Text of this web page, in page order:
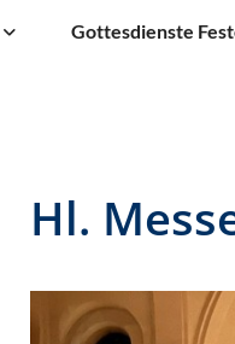
Gottesdienste
Hl.